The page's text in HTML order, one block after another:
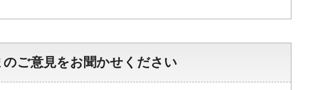
ご意見をお聞かせください